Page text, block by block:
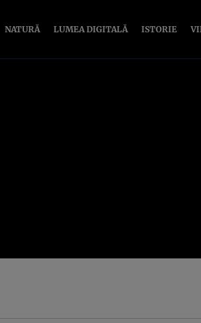
NATURĂ LUMEA DIGITALĂ ISTORIE